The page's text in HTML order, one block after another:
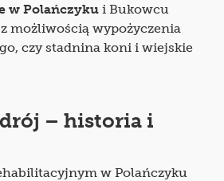
w Polańczyku i Bukowcu
możliwością wypożyczenia
czy stadnina koni i wiejskie
– historia i
w Polańczyku